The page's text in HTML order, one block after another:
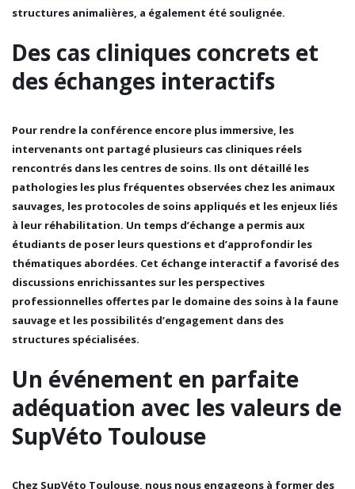
structures animalières, a également été soulignée.
Des cas cliniques concrets et
des échanges interactifs
Pour rendre la conférence encore plus immersive, les
intervenants ont partagé plusieurs cas cliniques réels
rencontrés dans les centres de soins. Ils ont détaillé les
pathologies les plus fréquentes observées chez les animaux
sauvages, les protocoles de soins appliqués et les enjeux liés
à leur réhabilitation. Un temps d’échange a permis aux
étudiants de poser leurs questions et d’approfondir les
thématiques abordées. Cet échange interactif a favorisé des
discussions enrichissantes sur les perspectives
professionnelles offertes par le domaine des soins à la faune
sauvage et les possibilités d’engagement dans des
structures spécialisées.
Un événement en parfaite
adéquation avec les valeurs de
SupVéto Toulouse
Chez SupVéto Toulouse, nous nous engageons à former des